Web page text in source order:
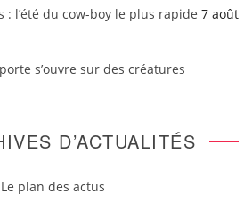
: l’été du cow-boy le plus rapide 7 août
s’ouvre sur des créatures
D’ACTUALITÉS
Le plan des actus